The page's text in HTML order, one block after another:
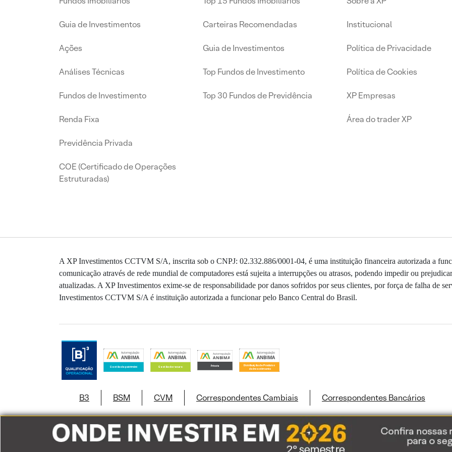
Guia de Investimentos
Ações
Análises Técnicas
Fundos de Investimento
Renda Fixa
Previdência Privada
COE (Certificado de Operações
Estruturadas)
Carteiras Recomendadas
Guia de Investimentos
Top Fundos de Investimento
Top 30 Fundos de Previdência
Institucional
Política de Privacidade
Política de Cookies
XP Empresas
Área do trader XP
A XP Investimentos CCTVM S/A, inscrita sob o CNPJ: 02.332.886/0001-04, é uma instituição financeira autorizada a
comunicação através de rede mundial de computadores está sujeita a interrupções ou atrasos, podendo impedir ou
atualizadas. A XP Investimentos exime-se de responsabilidade por danos sofridos por seus clientes, por força de falha de
Investimentos CCTVM S/A é instituição autorizada a funcionar pelo Banco Central do Brasil.
B3 BSM CVM Correspondentes Cambiais Correspondentes Bancários
Este site usa cookies e dados pessoais de acordo com a nossa Política de Cookiese a nossa